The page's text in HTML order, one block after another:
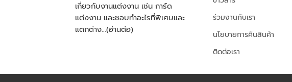
เกี่ยวกับงานแต่งงาน เช่น การ์ด
แต่งงาน และชอบทำอะไรที่พิเศษและ
แตกต่าง…(อ่านต่อ)
ร่วมงานกับเรา
นโยบายการคืนสินค้า
ติดต่อเรา